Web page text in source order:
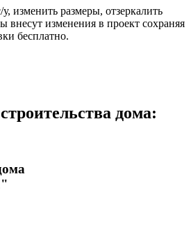
изменить размеры, отзеркалить
внесут изменения в проект сохраняя
бесплатно.
дома: